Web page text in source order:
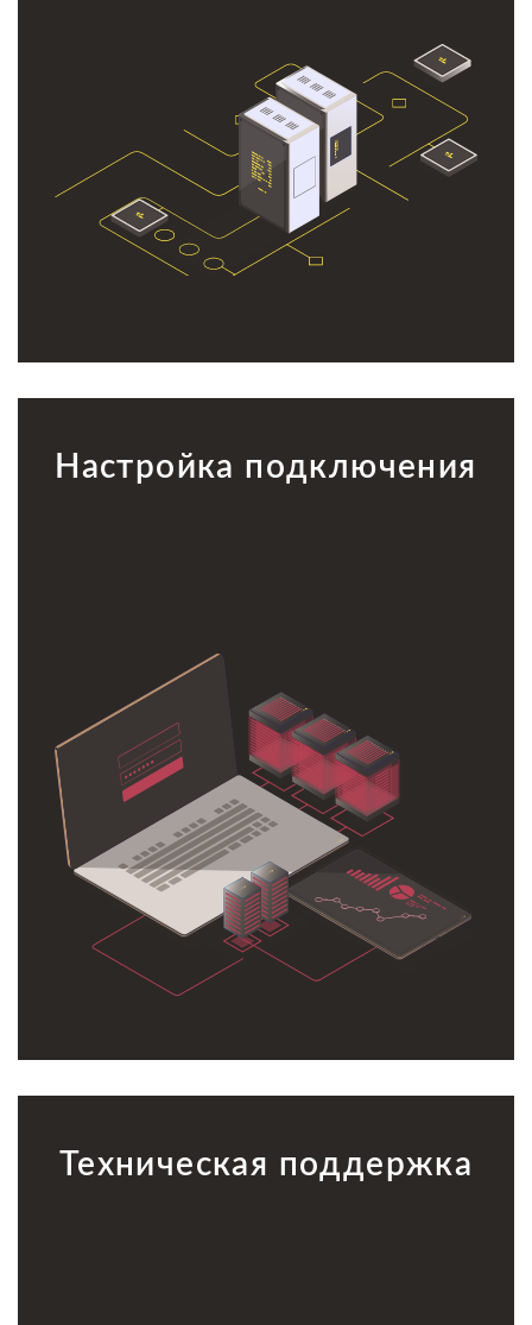
настройкой резервного канала Интернет для
бесперебойного доступа к Облаку.
Настройка подключения
Настройка подключения
Докажем, что решение вопросов по настройке
подключения к Облаку — это легко.
Техническая поддержка